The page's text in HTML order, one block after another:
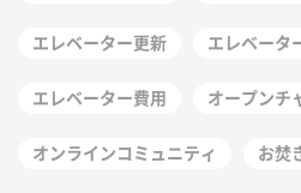
エレベーター更新 エレベータ
エレベーター費用 オープンチ
オンラインコミュニティ お焚